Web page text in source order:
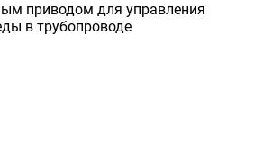
приводом для управления
в трубопроводе